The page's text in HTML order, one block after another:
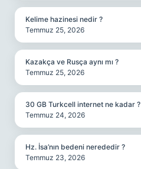
Kelime hazinesi nedir ?
Temmuz 25, 2026
Kazakça ve Rusça aynı mı ?
Temmuz 25, 2026
30 GB Turkcell internet ne kadar ?
Temmuz 24, 2026
Hz. İsa’nın bedeni nerededir ?
Temmuz 23, 2026